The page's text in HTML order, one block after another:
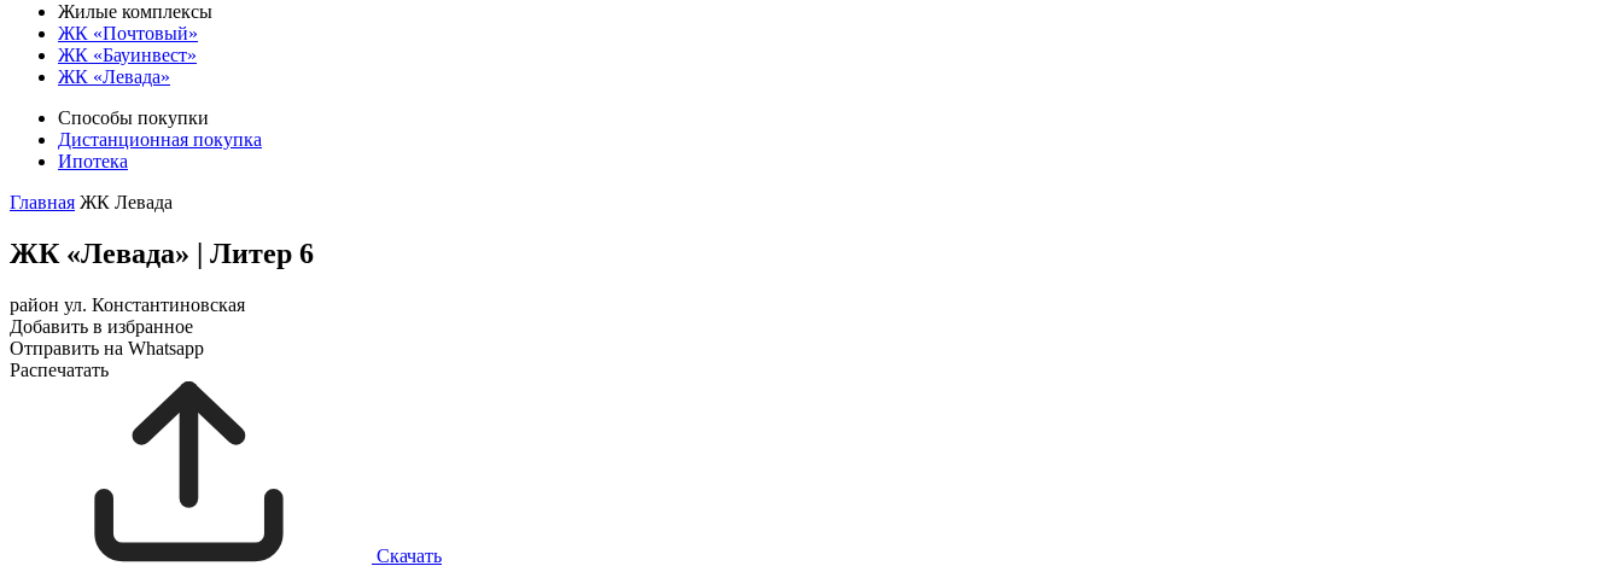
Жилые комплексы
ЖК «Почтовый»
ЖК «Бауинвест»
ЖК «Левада»
Способы покупки
Дистанционная покупка
Ипотека
Главная ЖК Левада
ЖК «Левада» | Литер 6
район ул. Константиновская
Добавить в избранное
Отправить на Whatsapp
Распечатать
Скачать